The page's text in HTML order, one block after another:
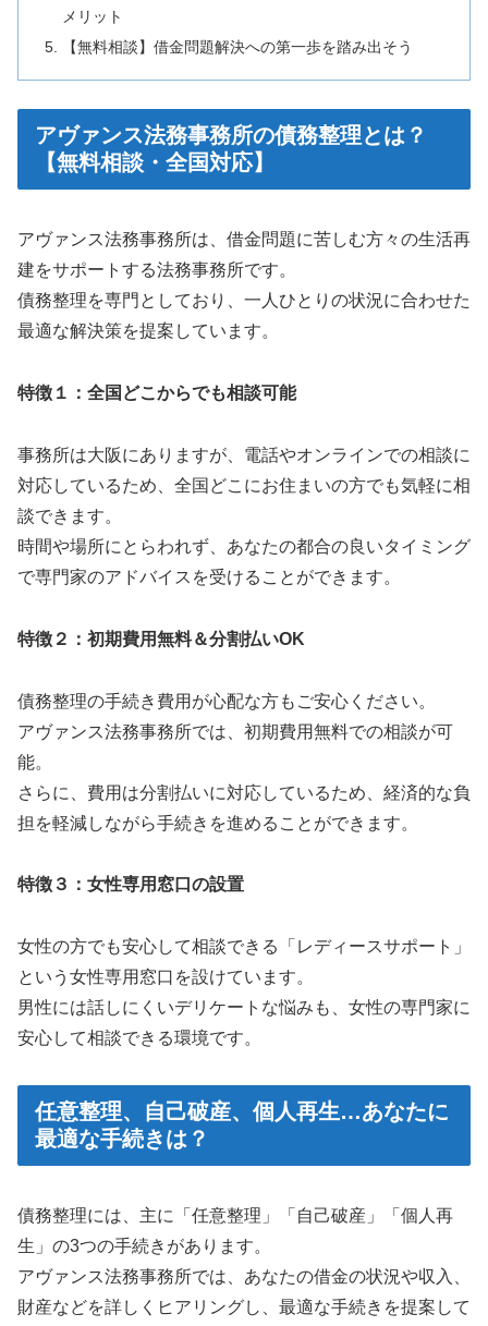
メリット
【無料相談】借金問題解決への第一歩を踏み出そう
アヴァンス法務事務所の債務整理とは？
【無料相談・全国対応】
アヴァンス法務事務所は、借金問題に苦しむ方々の生活再
建をサポートする法務事務所です。
債務整理を専門としており、一人ひとりの状況に合わせた
最適な解決策を提案しています。
特徴１：全国どこからでも相談可能
事務所は大阪にありますが、電話やオンラインでの相談に
対応しているため、全国どこにお住まいの方でも気軽に相
談できます。
時間や場所にとらわれず、あなたの都合の良いタイミング
で専門家のアドバイスを受けることができます。
特徴２：初期費用無料＆分割払いOK
債務整理の手続き費用が心配な方もご安心ください。
アヴァンス法務事務所では、初期費用無料での相談が可
能。
さらに、費用は分割払いに対応しているため、経済的な負
担を軽減しながら手続きを進めることができます。
特徴３：女性専用窓口の設置
女性の方でも安心して相談できる「レディースサポート」
という女性専用窓口を設けています。
男性には話しにくいデリケートな悩みも、女性の専門家に
安心して相談できる環境です。
任意整理、自己破産、個人再生…あなたに
最適な手続きは？
債務整理には、主に「任意整理」「自己破産」「個人再
生」の3つの手続きがあります。
アヴァンス法務事務所では、あなたの借金の状況や収入、
財産などを詳しくヒアリングし、最適な手続きを提案して